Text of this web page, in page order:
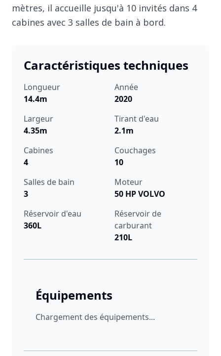
mètres, il accueille jusqu'à 10 invités dans 4
cabines avec 3 salles de bain à bord.
Caractéristiques techniques
Longueur
14.4m
Année
2020
Largeur
4.35m
Tirant d'eau
2.1m
Cabines
4
Couchages
10
Salles de bain
3
Moteur
50 HP VOLVO
Réservoir d'eau
360L
Réservoir de
carburant
210L
Équipements
Chargement des équipements...